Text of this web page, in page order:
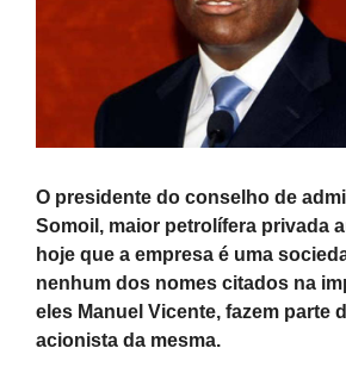
O presidente do conselho de
Somoil, maior petrolífera privada
hoje que a empresa é uma
nenhum dos nomes citados na
eles Manuel Vicente, fazem parte
acionista da mesma.